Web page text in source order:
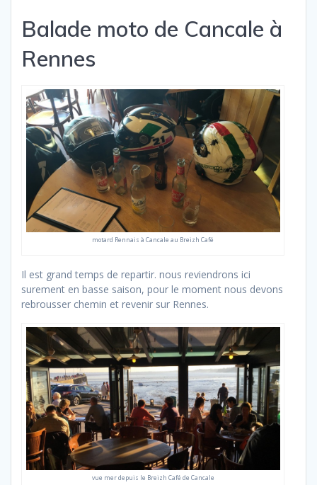
Balade moto de Cancale à
Rennes
motard Rennais à Cancale au Breizh Café
Il est grand temps de repartir. nous reviendrons ici
surement en basse saison, pour le moment nous devons
rebrousser chemin et revenir sur Rennes.
vue mer depuis le Breizh Café de Cancale